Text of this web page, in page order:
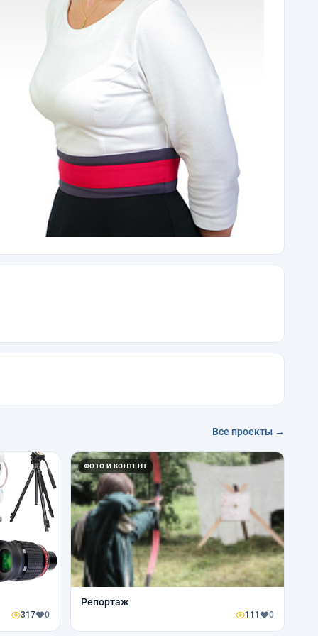
Все проекты →
317 0
ФОТО И КОНТЕНТ
Репортаж
111 0